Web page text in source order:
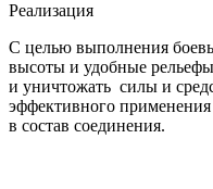
Реализация
С целью выполнения
высоты и удобные
и уничтожать силы и
эффективного
в состав соединения.